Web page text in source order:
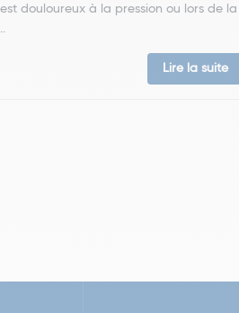
douloureux à la pression ou lors de la
Lire la suite